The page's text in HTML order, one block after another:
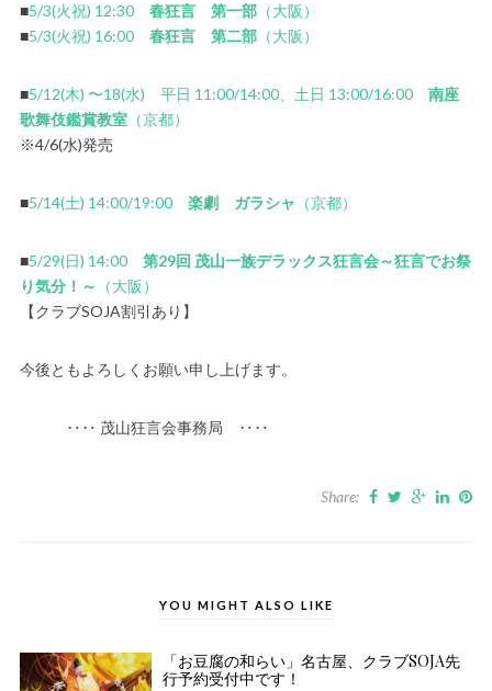
■5/3(火祝) 12:30 春狂言 第一部（大阪）
■5/3(火祝) 16:00 春狂言 第二部（大阪）
■5/12(木) 〜18(水) 平日 11:00/14:00、土日 13:00/16:00 南座
歌舞伎鑑賞教室（京都）
※4/6(水)発売
■5/14(土) 14:00/19:00 楽劇 ガラシャ （京都）
■5/29(日) 14:00 第29回 茂山一族デラックス狂言会～狂言でお祭
り気分！～
（大阪）
【クラブSOJA割引あり】
今後ともよろしくお願い申し上げます。
‥‥ 茂山狂言会事務局 ‥‥
Share:
YOU MIGHT ALSO LIKE
「お豆腐の和らい」名古屋、クラブSOJA先
行予約受付中です！